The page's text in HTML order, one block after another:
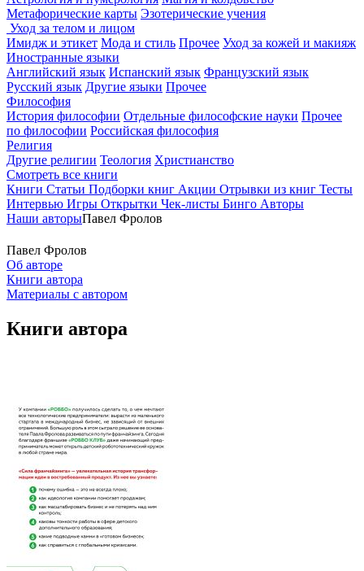
Метафорические карты Эзотерические учения
Уход за телом и лицом
Имидж и этикет Мода и стиль Прочее Уход за кожей и макияж
Иностранные языки
Английский язык Испанский язык Французский язык
Русский язык Другие языки Прочее
Философия
История философии Отдельные философские науки Прочее
по философии Российская философия
Религия
Другие религии Теология Христианство
Смотреть все книги
Книги Статьи Подборки книг Акции Отрывки из книг Тесты
Интервью Игры Открытки Чек-листы Бинго Авторы
Наши авторыПавел Фролов
Павел Фролов
Об авторе
Книги автора
Материалы с автором
Книги автора